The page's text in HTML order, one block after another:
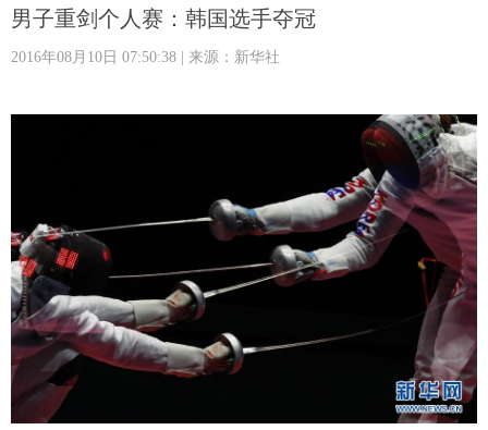
港澳 台湾 华人
科技 能源
食品
数据
金融 军事 无人机
富媒体 摄影
新华电视中文 新华电视英文 返回PC
男子重剑个人赛：韩国选手夺冠
2016年08月10日 07:50:38 | 来源：新华社